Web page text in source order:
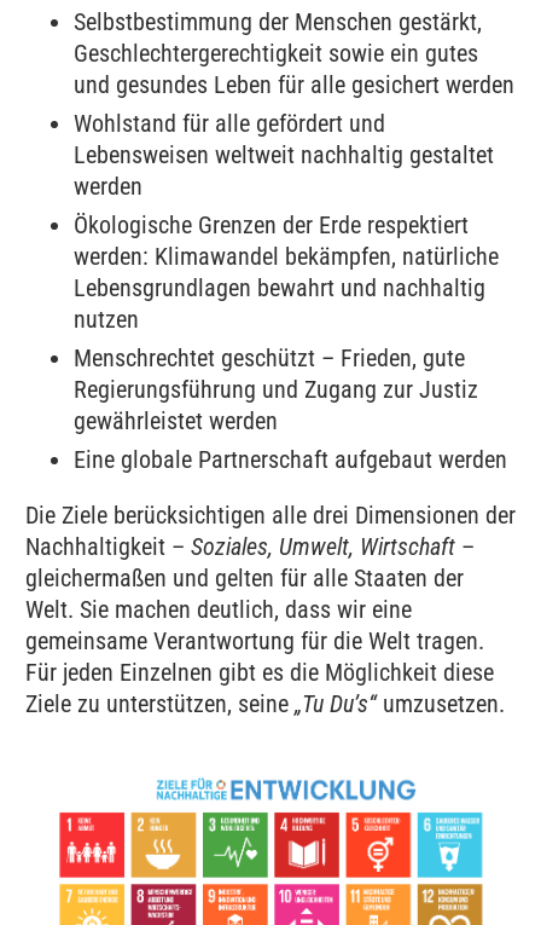
Selbstbestimmung der Menschen gestärkt,
Geschlechtergerechtigkeit sowie ein gutes
und gesundes Leben für alle gesichert werden
Wohlstand für alle gefördert und
Lebensweisen weltweit nachhaltig gestaltet
werden
Ökologische Grenzen der Erde respektiert
werden: Klimawandel bekämpfen, natürliche
Lebensgrundlagen bewahrt und nachhaltig
nutzen
Menschrechtet geschützt – Frieden, gute
Regierungsführung und Zugang zur Justiz
gewährleistet werden
Eine globale Partnerschaft aufgebaut werden
Die Ziele berücksichtigen alle drei Dimensionen der
Nachhaltigkeit – Soziales, Umwelt, Wirtschaft –
gleichermaßen und gelten für alle Staaten der
Welt. Sie machen deutlich, dass wir eine
gemeinsame Verantwortung für die Welt tragen.
Für jeden Einzelnen gibt es die Möglichkeit diese
Ziele zu unterstützen, seine „Tu Du’s“umzusetzen.